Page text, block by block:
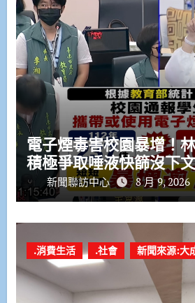
電子煙毒害校園暴增！
積極爭取唾液快篩沒下文
新聞聯訪中心 8 月 9, 2026
.消費生活 .社會 新聞來源:大